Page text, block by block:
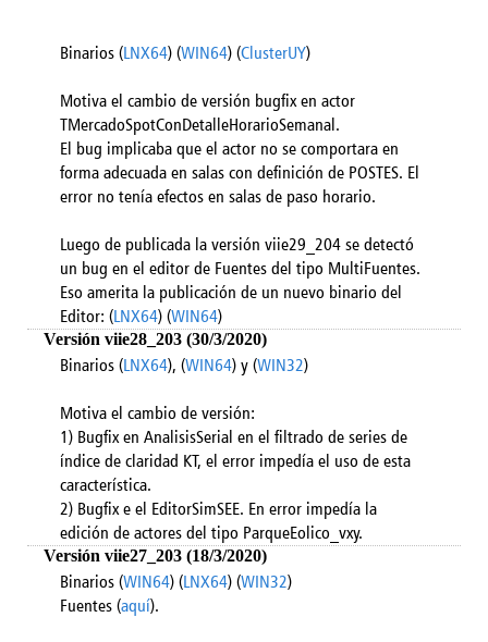
Binarios (LNX64) (WIN64) (ClusterUY)
Motiva el cambio de versión bugfix en actor
TMercadoSpotConDetalleHorarioSemanal.
El bug implicaba que el actor no se comportara en
forma adecuada en salas con definición de POSTES. El
error no tenía efectos en salas de paso horario.
Luego de publicada la versión viie29_204 se detectó
un bug en el editor de Fuentes del tipo MultiFuentes.
Eso amerita la publicación de un nuevo binario del
Editor: (LNX64) (WIN64)
Versión viie28_203 (30/3/2020)
Binarios (LNX64), (WIN64) y (WIN32)
Motiva el cambio de versión:
1) Bugfix en AnalisisSerial en el filtrado de series de
índice de claridad KT, el error impedía el uso de esta
característica.
2) Bugfix e el EditorSimSEE. En error impedía la
edición de actores del tipo ParqueEolico_vxy.
Versión viie27_203 (18/3/2020)
Binarios (WIN64) (LNX64) (WIN32)
Fuentes (aquí).